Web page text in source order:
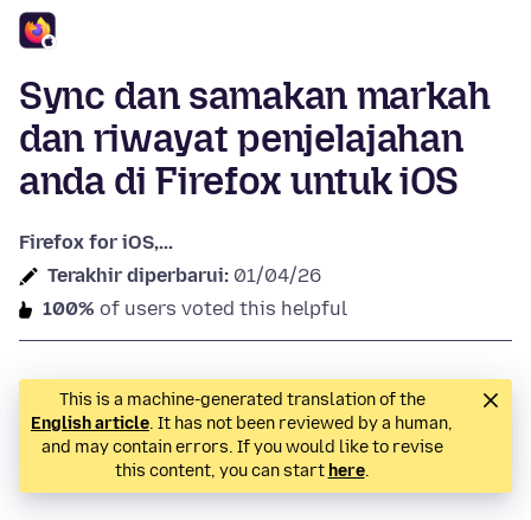
Sync dan samakan markah
dan riwayat penjelajahan
anda di Firefox untuk iOS
Firefox for iOS,...
Terakhir diperbarui: 01/04/26
100% of users voted this helpful
This is a machine-generated translation of the
English article. It has not been reviewed by a human,
and may contain errors. If you would like to revise
this content, you can start here.